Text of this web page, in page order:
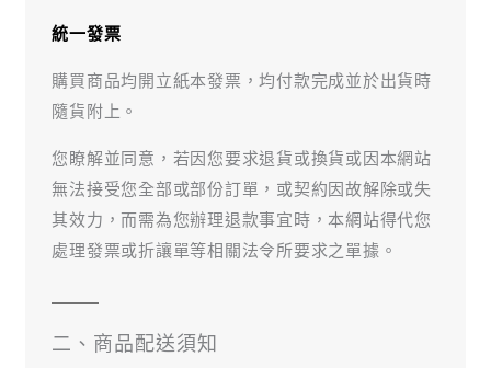
統一發票
購買商品均開立紙本發票，均付款完成並於出貨時
隨貨附上。
您瞭解並同意，若因您要求退貨或換貨或因本網站
無法接受您全部或部份訂單，或契約因故解除或失
其效力，而需為您辦理退款事宜時，本網站得代您
處理發票或折讓單等相關法令所要求之單據。
二、商品配送須知